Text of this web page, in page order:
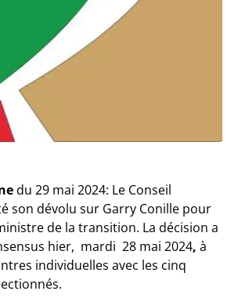
du 29 mai 2024: Le Conseil
son dévolu sur Garry Conille pour
de la transition. La décision a
hier, mardi 28 mai 2024, à
individuelles avec les cinq